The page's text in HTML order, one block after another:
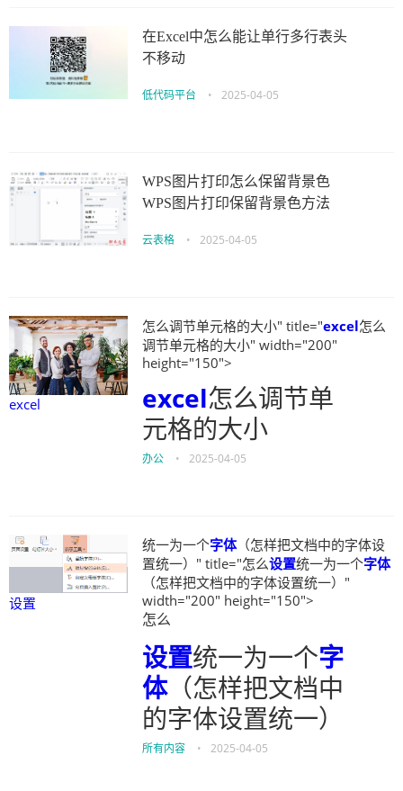
在Excel中怎么能让单行多行表头
不移动
低代码平台 • 2025-04-05
WPS图片打印怎么保留背景色
WPS图片打印保留背景色方法
云表格 • 2025-04-05
excel
怎么调节单元格的大小" title="excel怎么
调节单元格的大小" width="200"
height="150">
excel怎么调节单
元格的大小
办公 • 2025-04-05
设置
统一为一个字体（怎样把文档中的字体设
置统一）" title="怎么设置统一为一个字体
（怎样把文档中的字体设置统一）"
width="200" height="150">
怎么
设置统一为一个字
体（怎样把文档中
的字体设置统一）
所有内容 • 2025-04-05